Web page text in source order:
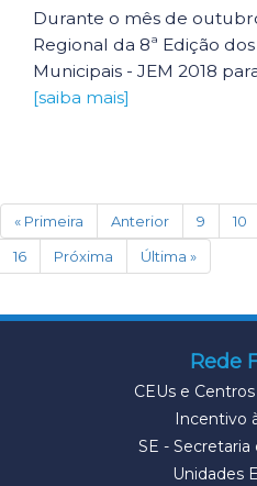
Durante o mês de
Regional da 8ª Edição
Municipais - JEM 2018
[saiba mais]
« Primeira Anterior 9 10
16
Próxima Última »
Rede
CEUs e
Incentivo
SE - Secretaria
Unidades